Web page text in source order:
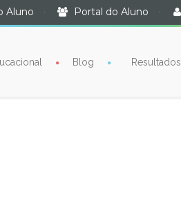
Aluno · Portal do Aluno ·
Blog Resultados